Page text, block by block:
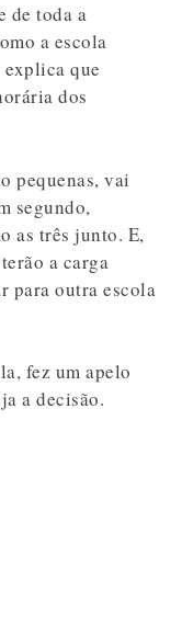
de toda a
a escola
que
dos
pequenas, vai
segundo,
as três junto. E,
a carga
para outra escola
fez um apelo
a decisão.